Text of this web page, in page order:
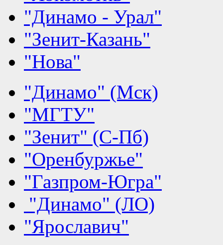
"Динамо - Урал"
"Зенит-Казань"
"Нова"
"Динамо" (Мск)
"МГТУ"
"Зенит" (С-Пб)
"Оренбуржье"
"Газпром-Югра"
"Динамо" (ЛО)
"Ярославич"